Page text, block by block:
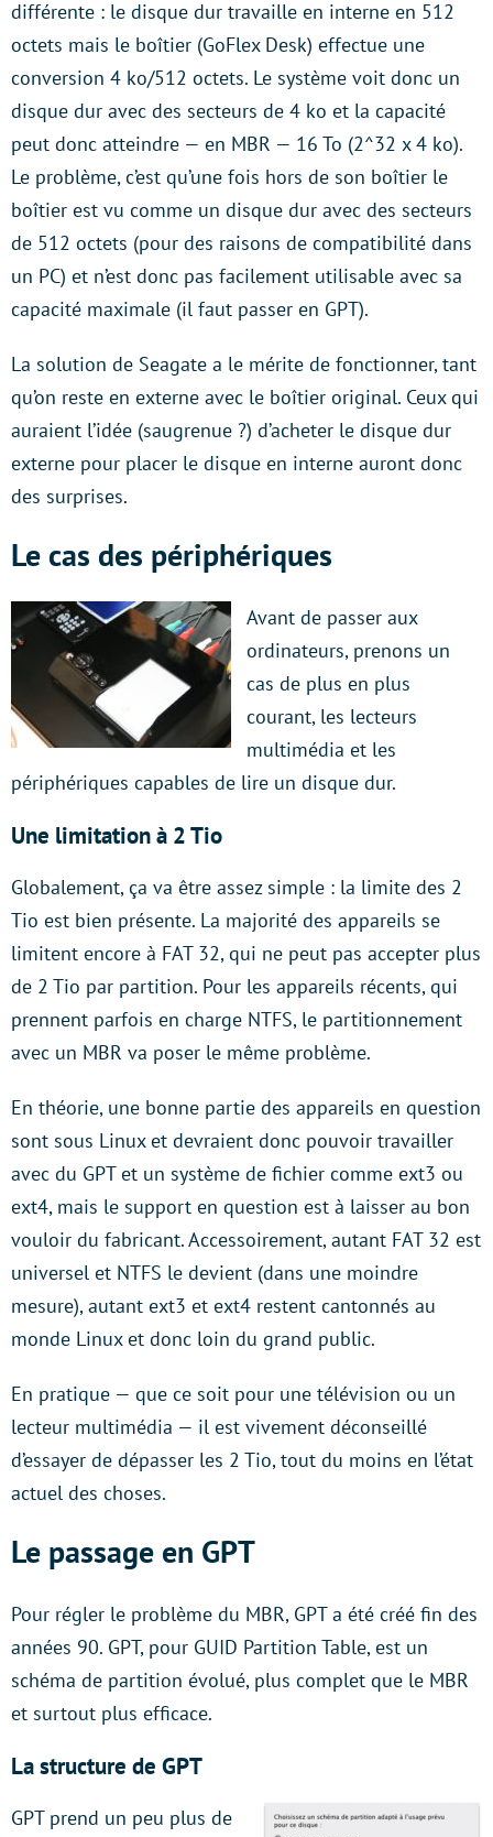
différente : le disque dur travaille en interne en 512
octets mais le boîtier (GoFlex Desk) effectue une
conversion 4 ko/512 octets. Le système voit donc un
disque dur avec des secteurs de 4 ko et la capacité
peut donc atteindre — en MBR — 16 To (2^32 x 4 ko).
Le problème, c’est qu’une fois hors de son boîtier le
boîtier est vu comme un disque dur avec des secteurs
de 512 octets (pour des raisons de compatibilité dans
un PC) et n’est donc pas facilement utilisable avec sa
capacité maximale (il faut passer en GPT).
La solution de Seagate a le mérite de fonctionner, tant
qu’on reste en externe avec le boîtier original. Ceux qui
auraient l’idée (saugrenue ?) d’acheter le disque dur
externe pour placer le disque en interne auront donc
des surprises.
Le cas des périphériques
Avant de passer aux
ordinateurs, prenons un
cas de plus en plus
courant, les lecteurs
multimédia et les
périphériques capables de lire un disque dur.
Une limitation à 2 Tio
Globalement, ça va être assez simple : la limite des 2
Tio est bien présente. La majorité des appareils se
limitent encore à FAT 32, qui ne peut pas accepter plus
de 2 Tio par partition. Pour les appareils récents, qui
prennent parfois en charge NTFS, le partitionnement
avec un MBR va poser le même problème.
En théorie, une bonne partie des appareils en question
sont sous Linux et devraient donc pouvoir travailler
avec du GPT et un système de fichier comme ext3 ou
ext4, mais le support en question est à laisser au bon
vouloir du fabricant. Accessoirement, autant FAT 32 est
universel et NTFS le devient (dans une moindre
mesure), autant ext3 et ext4 restent cantonnés au
monde Linux et donc loin du grand public.
En pratique — que ce soit pour une télévision ou un
lecteur multimédia — il est vivement déconseillé
d’essayer de dépasser les 2 Tio, tout du moins en l’état
actuel des choses.
Le passage en GPT
Pour régler le problème du MBR, GPT a été créé fin des
années 90. GPT, pour GUID Partition Table, est un
schéma de partition évolué, plus complet que le MBR
et surtout plus efficace.
La structure de GPT
GPT prend un peu plus de